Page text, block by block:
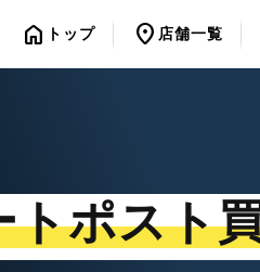
home トップ location_on 店舗一覧
トポスト